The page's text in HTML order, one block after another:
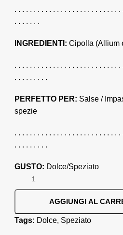
. . . . . . . . . . . . . . . . . . . . . . . . . . .
. . . . . . .
INGREDIENTI: Cipolla (Allium
. . . . . . . . . . . . . . . . . . . . . . . . . . .
. . . . . . . . .
PERFETTO PER: Salse /
spezie
. . . . . . . . . . . . . . . . . . . . . . . . . . .
. . . . . . . . .
GUSTO: Dolce/Speziato
AGGIUNGI AL
Tags: Dolce, Speziato